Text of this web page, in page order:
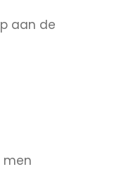
aan de
men